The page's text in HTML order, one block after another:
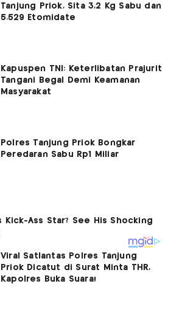
Tanjung Priok, Sita 3,2 Kg Sabu dan
5.529 Etomidate
Kapuspen TNI: Keterlibatan Prajurit
Tangani Begal Demi Keamanan
Masyarakat
Polres Tanjung Priok Bongkar
Peredaran Sabu Rp1 Miliar
Viral Satlantas Polres Tanjung
Priok Dicatut di Surat Minta THR,
Kapolres Buka Suara!